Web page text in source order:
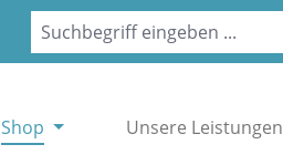
Shop Unsere Leistungen